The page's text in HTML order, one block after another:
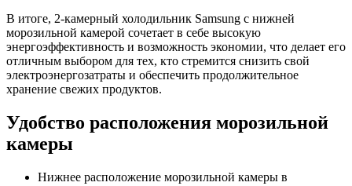
В итоге, 2-камерный холодильник Samsung с нижней
морозильной камерой сочетает в себе высокую
энергоэффективность и возможность экономии, что делает его
отличным выбором для тех, кто стремится снизить свой
электроэнергозатраты и обеспечить продолжительное
хранение свежих продуктов.
Удобство расположения морозильной
камеры
Нижнее расположение морозильной камеры в